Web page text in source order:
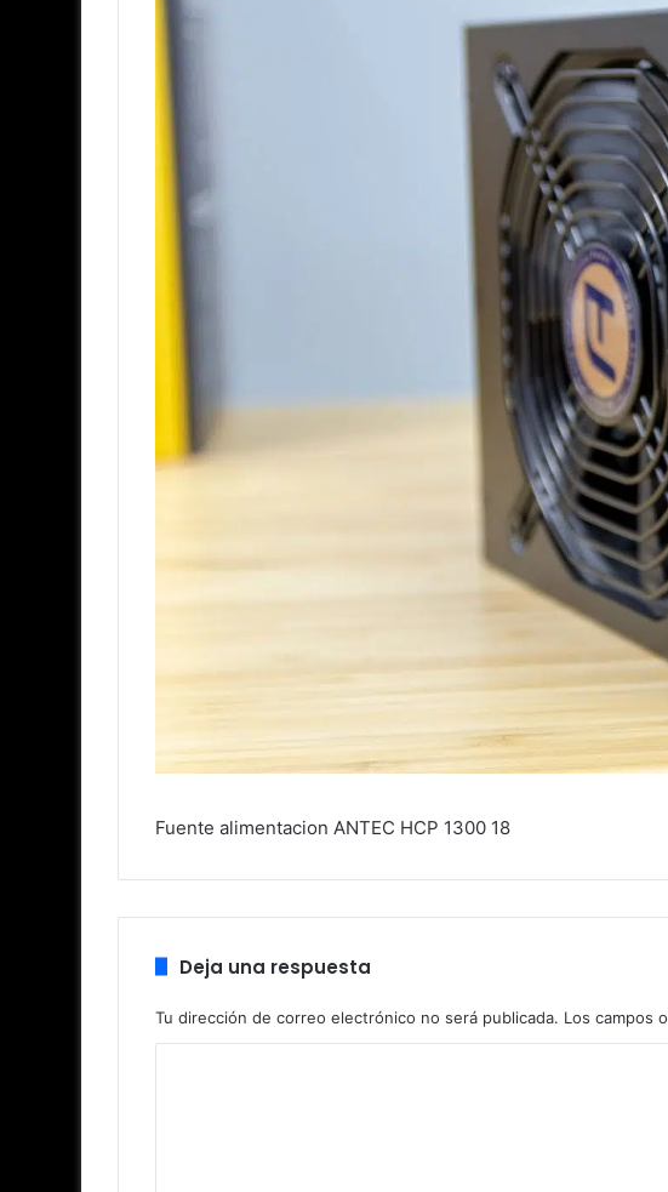
Fuente alimentacion ANTEC HCP 1300 18
Deja una respuesta
Tu dirección de correo electrónico no será publicada. Los campos